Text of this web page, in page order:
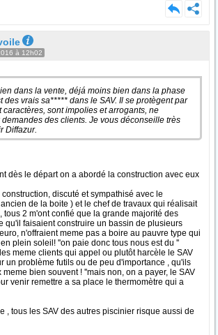
à 12h02
dans la vente, déjá moins bien dans la phase
des vrais sa***** dans le SAV. Il se protègent par
caractères, sont impolies et arrogants, ne
des clients. Je vous déconseille très
Diffazur.
dès le départ on a abordé la construction avec eux
discuté et sympathisé avec le
de la boite ) et le chef de travaux qui réalisait
tous 2 m'ont confié que la grande majorité des
qu'il faisaient construire un bassin de plusieurs
n'offraient meme pas a boire au pauvre type qui
plein soleil! ''on paie donc tous nous est du ''
meme clients qui appel ou plutôt harcèle le SAV
un problème futils ou de peu d'importance , qu'ils
bien souvent ! ''mais non, on a payer, le SAV
venir remettre a sa place le thermomètre qui a
, tous les SAV des autres piscinier risque aussi de